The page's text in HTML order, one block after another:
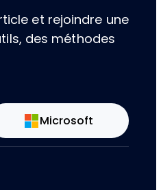
et rejoindre une
des méthodes
Microsoft